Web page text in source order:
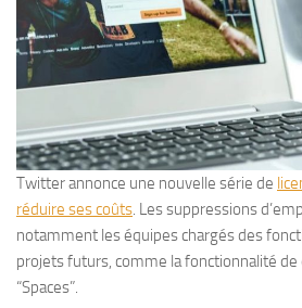
Twitter annonce une nouvelle série de
réduire ses coûts. Les suppressions
notamment les équipes chargés des
projets futurs, comme la fonctionnalité de
“Spaces”.